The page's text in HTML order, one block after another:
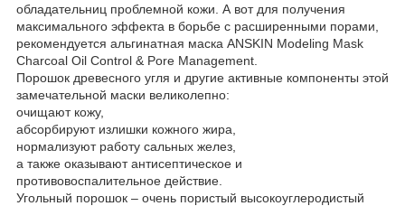
обладательниц проблемной кожи. А вот для получения
максимального эффекта в борьбе с расширенными порами,
рекомендуется альгинатная маска ANSKIN Modeling Mask
Charcoal Oil Control & Pore Management.
Порошок древесного угля и другие активные компоненты этой
замечательной маски великолепно:
очищают кожу,
абсорбируют излишки кожного жира,
нормализуют работу сальных желез,
а также оказывают антисептическое и
противовоспалительное действие.
Угольный порошок – очень пористый высокоуглеродистый